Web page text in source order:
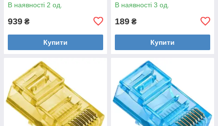
В наявності 2 од.
939 ₴
Купити
В наявності 3 од.
189 ₴
Купити